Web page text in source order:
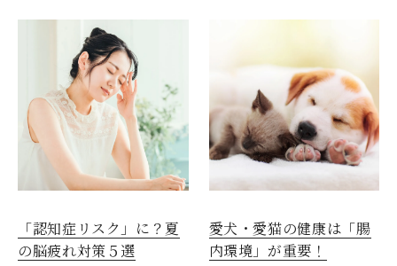
「認知症リスク」に？夏
の脳疲れ対策５選
愛犬・愛猫の健康は「腸
内環境」が重要！